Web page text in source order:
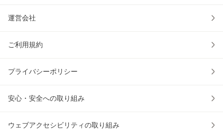
運営会社
ご利用規約
プライバシーポリシー
安心・安全への取り組み
ウェブアクセシビリティの取り組み